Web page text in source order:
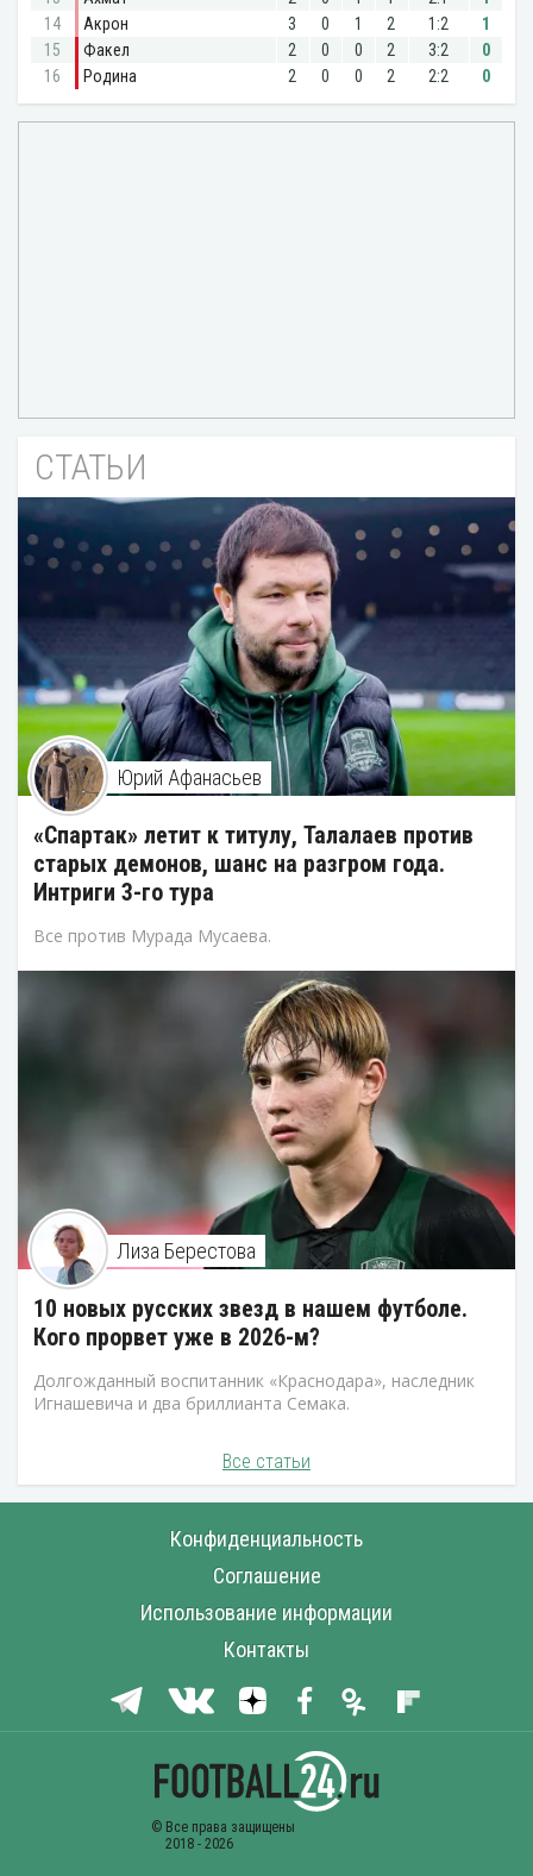
СТАТЬИ
Юрий Афанасьев
«Спартак» летит к титулу, Талалаев против
старых демонов, шанс на разгром года.
Интриги 3-го тура
Все против Мурада Мусаева.
Лиза Берестова
10 новых русских звезд в нашем футболе.
Кого прорвет уже в 2026-м?
Долгожданный воспитанник «Краснодара», наследник
Игнашевича и два бриллианта Семака.
Все статьи
Конфиденциальность
Соглашение
Использование информации
Контакты